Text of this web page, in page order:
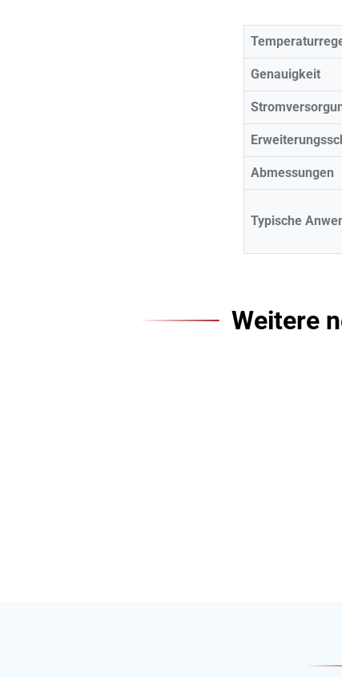
Genauigkeit
Abmessungen
Typische
Weitere